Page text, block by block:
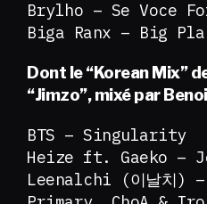
Brylho – Se Voce
Biga Ranx – Big
Dont le “Korean Mix”
“Jimzo”, mixé par
BTS – Singularity
Heize ft. Gaeko –
Leenalchi (이날치)